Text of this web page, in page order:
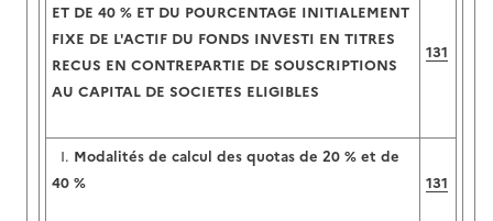
ET DE 40 % ET DU POURCENTAGE INITIALEMENT
FIXE DE L'ACTIF DU FONDS INVESTI EN TITRES
RECUS EN CONTREPARTIE DE SOUSCRIPTIONS
AU CAPITAL DE SOCIETES ELIGIBLES
131
I. Modalités de calcul des quotas de 20 % et de
40 %
131